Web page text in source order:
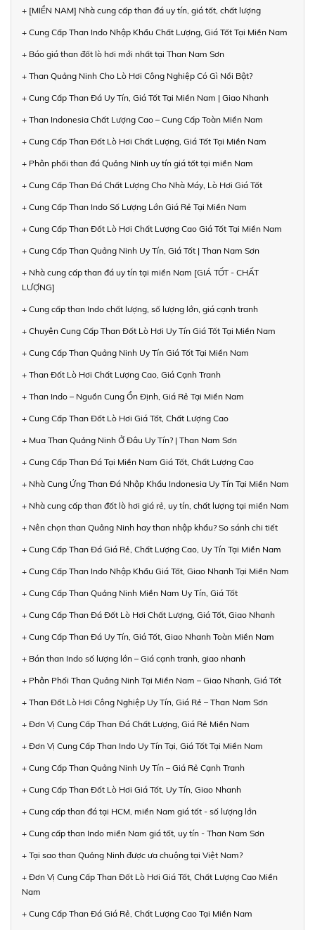
+ [MIỀN NAM] Nhà cung cấp than đá uy tín, giá tốt, chất lượng
+ Cung Cấp Than Indo Nhập Khẩu Chất Lượng, Giá Tốt Tại Miền Nam
+ Báo giá than đốt lò hơi mới nhất tại Than Nam Sơn
+ Than Quảng Ninh Cho Lò Hơi Công Nghiệp Có Gì Nổi Bật?
+ Cung Cấp Than Đá Uy Tín, Giá Tốt Tại Miền Nam | Giao Nhanh
+ Than Indonesia Chất Lượng Cao – Cung Cấp Toàn Miền Nam
+ Cung Cấp Than Đốt Lò Hơi Chất Lượng, Giá Tốt Tại Miền Nam
+ Phân phối than đá Quảng Ninh uy tín giá tốt tại miền Nam
+ Cung Cấp Than Đá Chất Lượng Cho Nhà Máy, Lò Hơi Giá Tốt
+ Cung Cấp Than Indo Số Lượng Lớn Giá Rẻ Tại Miền Nam
+ Cung Cấp Than Đốt Lò Hơi Chất Lượng Cao Giá Tốt Tại Miền Nam
+ Cung Cấp Than Quảng Ninh Uy Tín, Giá Tốt | Than Nam Sơn
+ Nhà cung cấp than đá uy tín tại miền Nam [GIÁ TỐT - CHẤT
LƯỢNG]
+ Cung cấp than Indo chất lượng, số lượng lớn, giá cạnh tranh
+ Chuyên Cung Cấp Than Đốt Lò Hơi Uy Tín Giá Tốt Tại Miền Nam
+ Cung Cấp Than Quảng Ninh Uy Tín Giá Tốt Tại Miền Nam
+ Than Đốt Lò Hơi Chất Lượng Cao, Giá Cạnh Tranh
+ Than Indo – Nguồn Cung Ổn Định, Giá Rẻ Tại Miền Nam
+ Cung Cấp Than Đốt Lò Hơi Giá Tốt, Chất Lượng Cao
+ Mua Than Quảng Ninh Ở Đâu Uy Tín? | Than Nam Sơn
+ Cung Cấp Than Đá Tại Miền Nam Giá Tốt, Chất Lượng Cao
+ Nhà Cung Ứng Than Đá Nhập Khẩu Indonesia Uy Tín Tại Miền Nam
+ Nhà cung cấp than đốt lò hơi giá rẻ, uy tín, chất lượng tại miền Nam
+ Nên chọn than Quảng Ninh hay than nhập khẩu? So sánh chi tiết
+ Cung Cấp Than Đá Giá Rẻ, Chất Lượng Cao, Uy Tín Tại Miền Nam
+ Cung Cấp Than Indo Nhập Khẩu Giá Tốt, Giao Nhanh Tại Miền Nam
+ Cung Cấp Than Quảng Ninh Miền Nam Uy Tín, Giá Tốt
+ Cung Cấp Than Đá Đốt Lò Hơi Chất Lượng, Giá Tốt, Giao Nhanh
+ Cung Cấp Than Đá Uy Tín, Giá Tốt, Giao Nhanh Toàn Miền Nam
+ Bán than Indo số lượng lớn – Giá cạnh tranh, giao nhanh
+ Phân Phối Than Quảng Ninh Tại Miền Nam – Giao Nhanh, Giá Tốt
+ Than Đốt Lò Hơi Công Nghiệp Uy Tín, Giá Rẻ – Than Nam Sơn
+ Đơn Vị Cung Cấp Than Đá Chất Lượng, Giá Rẻ Miền Nam
+ Đơn Vị Cung Cấp Than Indo Uy Tín Tại, Giá Tốt Tại Miền Nam
+ Cung Cấp Than Quảng Ninh Uy Tín – Giá Rẻ Cạnh Tranh
+ Cung Cấp Than Đốt Lò Hơi Giá Tốt, Uy Tín, Giao Nhanh
+ Cung cấp than đá tại HCM, miền Nam giá tốt - số lượng lớn
+ Cung cấp than Indo miền Nam giá tốt, uy tín - Than Nam Sơn
+ Tại sao than Quảng Ninh được ưa chuộng tại Việt Nam?
+ Đơn Vị Cung Cấp Than Đốt Lò Hơi Giá Tốt, Chất Lượng Cao Miền
Nam
+ Cung Cấp Than Đá Giá Rẻ, Chất Lượng Cao Tại Miền Nam